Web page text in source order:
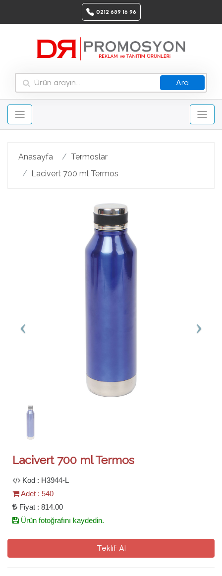
0212 659 16 96
Ara
Anasayfa
Termoslar
Lacivert 700 ml Termos
Lacivert 700 ml Termos
Kod : H3944-L
Adet : 540
Fiyat : 814.00
Ürün fotoğrafını kaydedin.
Teklif Al